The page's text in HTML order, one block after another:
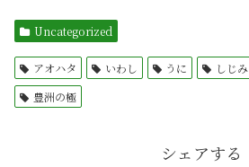
Uncategorized
アオハタ いわし うに しじみ
豊洲の極
シェアする